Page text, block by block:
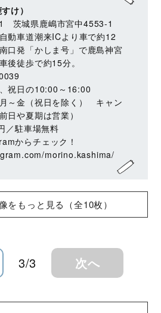
け）
茨城県鹿嶋市宮中4553-1
動車道潮来ICより車で約12
口発「かしま号」で鹿島神宮
後徒歩で約15分。
祝日の10:00～16:00
～金（祝日を除く） キャン
日や夏期は営業）
駐車場無料
からチェック！
morino.kashima/
をもっと見る（全10枚）
3/3 次へ